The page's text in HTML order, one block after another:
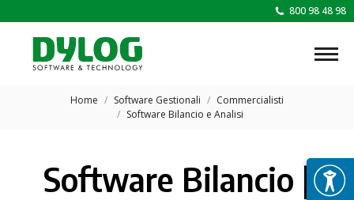
800 98 48 98
Tu sei qui:Home Software Gestionali
Commercialisti
Software Bilancio e Analisi
Software Bilancio |